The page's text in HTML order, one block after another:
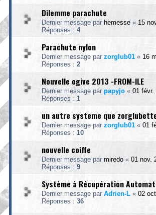
Dilemme parachute
Dernier message par hemesse « 15
Réponses : 4
Parachute nylon
Dernier message par zorglub01 « 16
Réponses : 2
Nouvelle ogive 2013 -FROM-ILE
Dernier message par papyjo « 01 févr.
Réponses : 1
un autre systeme que
Dernier message par zorglub01 « 01
Réponses : 10
nouvelle coiffe
Dernier message par miredo « 01 nov.
Réponses : 9
Système à Récupération
Dernier message par Adrien-L « 02
Réponses : 36